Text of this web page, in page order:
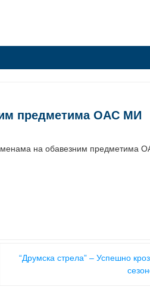
предметима ОАС МИ
сменама на обавезним предметима
“Друмска стрела” – Успешно